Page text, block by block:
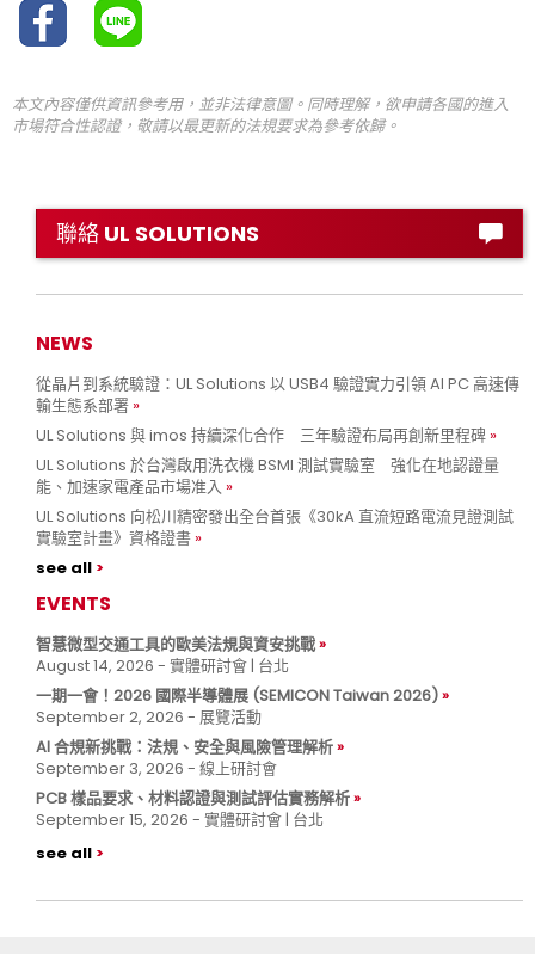
本文內容僅供資訊參考用，並非法律意圖。同時理解，欲申請各國的進入
市場符合性認證，敬請以最更新的法規要求為參考依歸。
聯絡 UL SOLUTIONS
NEWS
從晶片到系統驗證：UL Solutions 以 USB4 驗證實力引領 AI PC 高速傳
輸生態系部署
UL Solutions 與 imos 持續深化合作 三年驗證布局再創新里程碑
UL Solutions 於台灣啟用洗衣機 BSMI 測試實驗室 強化在地認證量
能、加速家電產品市場准入
UL Solutions 向松川精密發出全台首張《30kA 直流短路電流見證測試
實驗室計畫》資格證書
see all
EVENTS
智慧微型交通工具的歐美法規與資安挑戰
August 14, 2026 - 實體研討會 | 台北
一期一會！2026 國際半導體展 (SEMICON Taiwan 2026)
September 2, 2026 - 展覽活動
AI 合規新挑戰：法規、安全與風險管理解析
September 3, 2026 - 線上研討會
PCB 樣品要求、材料認證與測試評估實務解析
September 15, 2026 - 實體研討會 | 台北
see all